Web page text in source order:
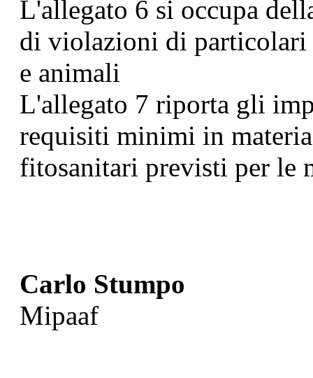
L'allegato 6 si occupa
di violazioni di particolari
e animali
L'allegato 7 riporta gli
requisiti minimi in
fitosanitari previsti per le
Carlo Stumpo
Mipaaf